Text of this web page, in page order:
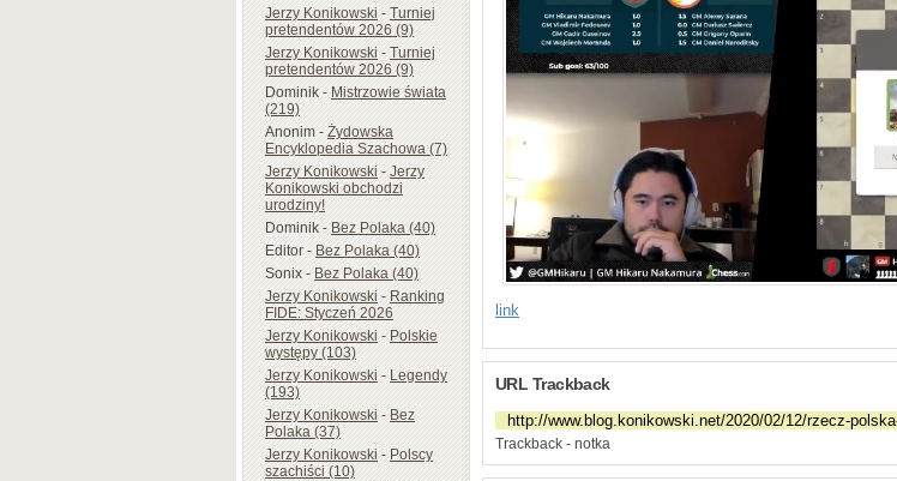
Jerzy Konikowski-Turniej
pretendentów 2026 (9)
Jerzy Konikowski-Turniej
pretendentów 2026 (9)
Dominik-Mistrzowie świata
(219)
Anonim-Żydowska
Encyklopedia Szachowa (7)
Jerzy Konikowski-Jerzy
Konikowski obchodzi
urodziny!
Dominik-Bez Polaka (40)
Editor-Bez Polaka (40)
Sonix-Bez Polaka (40)
Jerzy Konikowski-Ranking
FIDE: Styczeń 2026
Jerzy Konikowski-Polskie
występy (103)
Jerzy Konikowski-Legendy
(193)
Jerzy Konikowski-Bez
Polaka (37)
Jerzy Konikowski-Polscy
szachiści (10)
link
URL Trackback
Trackback - notka